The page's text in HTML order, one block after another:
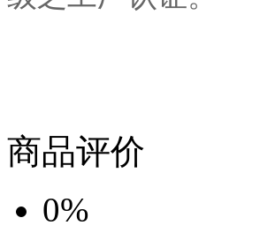
商品评价
0%